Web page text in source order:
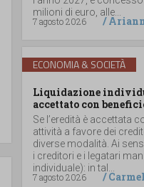
milioni di euro, alle...
7 agosto 2026
/
ECONOMIA & SOCIETÀ
Liquidazione
accettato con
Se l’eredità è accettata
attività a favore dei
diverse modalità. Ai
i creditori e i legatari
individuale): in tal...
7 agosto 2026
/